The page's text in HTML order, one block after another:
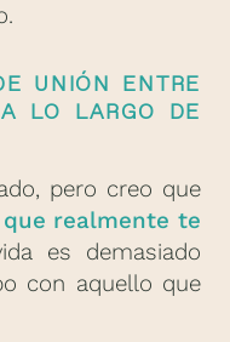
UNIÓN ENTRE
LO LARGO DE
pero creo que
realmente te
es demasiado
con aquello que